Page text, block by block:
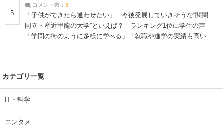
5
コメント数： 3
「子供ができたら通わせたい」 今後発展していきそうな“関関
同立・産近甲龍の大学”といえば？ ランキング1位に学生の声
「学問の街のように多様に学べる」「就職や進学の実績も高い」
| 大学 ねとらぼリサーチ
カテゴリ一覧
IT・科学
エンタメ